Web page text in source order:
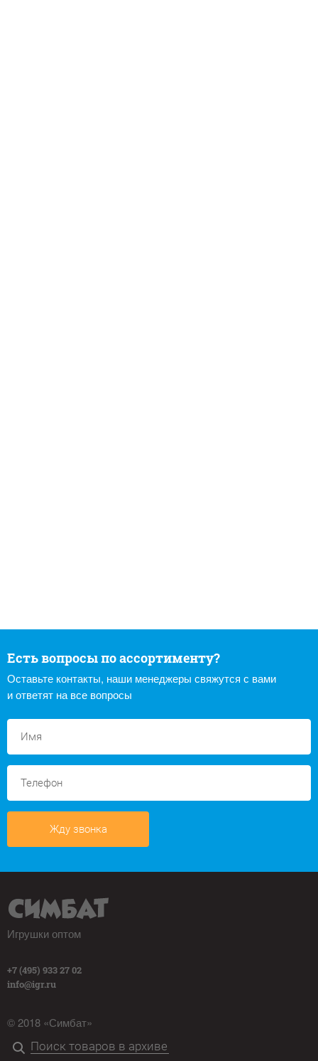
Есть вопросы по ассортименту?
Оставьте контакты, наши менеджеры свяжутся с вами
и ответят на все вопросы
Жду звонка
Игрушки оптом
+7 (495) 933 27 02
info@igr.ru
© 2018 «Симбат»